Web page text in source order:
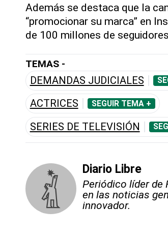
Además se destaca que la
“promocionar su marca” en
de 100 millones de
TEMAS -
DEMANDAS JUDICIALES
ACTRICES SEGUIR TEMA +
SERIES DE TELEVISIÓN
Diario Libre
Periódico líder de
en las noticias
innovador.